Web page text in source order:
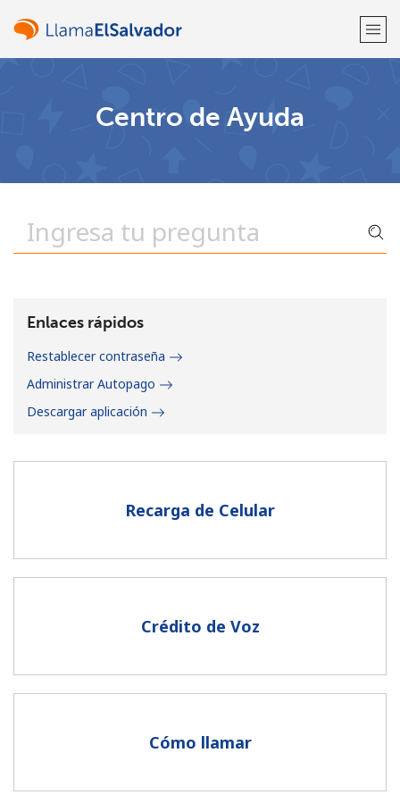
Un caracter especial
Centro de Ayuda
Recarga de Celular
Crédito de Voz
Cómo llamar
Enlaces rápidos
Restablecer contraseña
Administrar Autopago
Descargar aplicación